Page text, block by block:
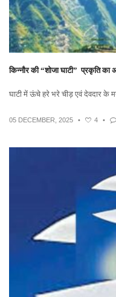
किन्नौर की “शोजा घाटी” प्रकृति का
घाटी में ऊंचे हरे भरे चीड़ एवं देवदार के
05 DECEMBER, 2025 • 4 •